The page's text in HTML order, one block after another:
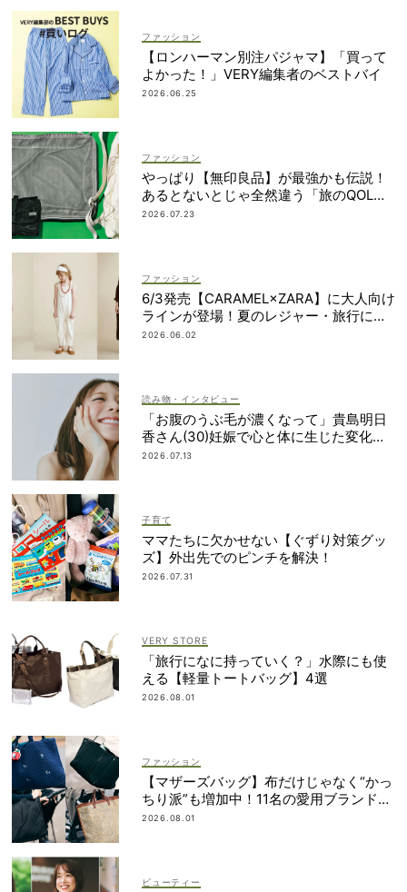
ファッション
【ロンハーマン別注パジャマ】「買って
よかった！」VERY編集者のベストバイ
2026.06.25
ファッション
やっぱり【無印良品】が最強かも伝説！
あるとないとじゃ全然違う「旅のQOL爆
上げアイテム」
2026.07.23
ファッション
6/3発売【CARAMEL×ZARA】に大人向け
ラインが登場！夏のレジャー・旅行にも
おすすめ
2026.06.02
読み物・インタビュー
「お腹のうぶ毛が濃くなって」貴島明日
香さん(30)妊娠で心と体に生じた変化も
「愛しいです」
2026.07.13
子育て
ママたちに欠かせない【ぐずり対策グッ
ズ】外出先でのピンチを解決！
2026.07.31
VERY STORE
「旅行になに持っていく？」水際にも使
える【軽量トートバッグ】4選
2026.08.01
ファッション
【マザーズバッグ】布だけじゃなく“かっ
ちり派”も増加中！11名の愛用ブランド
は？
2026.08.01
ビューティー